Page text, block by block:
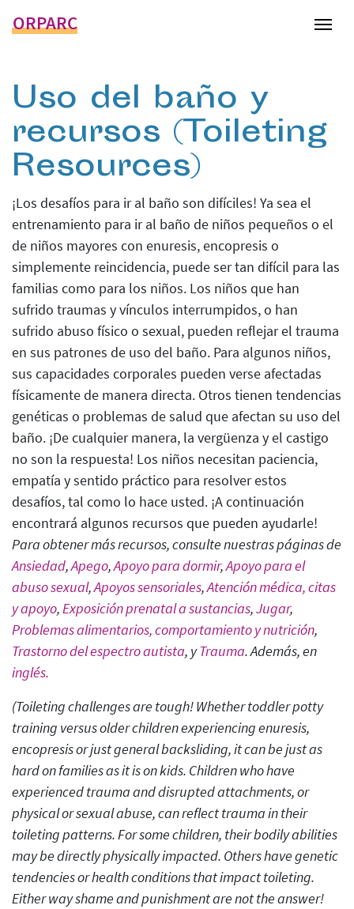
ORPARC
Uso del baño y
recursos (Toileting
Resources)
¡Los desafíos para ir al baño son difíciles! Ya sea el
entrenamiento para ir al baño de niños pequeños o el
de niños mayores con enuresis, encopresis o
simplemente reincidencia, puede ser tan difícil para las
familias como para los niños. Los niños que han
sufrido traumas y vínculos interrumpidos, o han
sufrido abuso físico o sexual, pueden reflejar el trauma
en sus patrones de uso del baño. Para algunos niños,
sus capacidades corporales pueden verse afectadas
físicamente de manera directa. Otros tienen tendencias
genéticas o problemas de salud que afectan su uso del
baño. ¡De cualquier manera, la vergüenza y el castigo
no son la respuesta! Los niños necesitan paciencia,
empatía y sentido práctico para resolver estos
desafíos, tal como lo hace usted. ¡A continuación
encontrará algunos recursos que pueden ayudarle!
Para obtener más recursos, consulte nuestras páginas de
Ansiedad,Apego,Apoyo para dormir,Apoyo para el
abuso sexual,Apoyos sensoriales,Atención médica, citas
y apoyo,Exposición prenatal a sustancias,Jugar,
Problemas alimentarios, comportamiento y nutrición,
Trastorno del espectro autista, yTrauma. Además, en
inglés.
(Toileting challenges are tough! Whether toddler potty
training versus older children experiencing enuresis,
encopresis or just general backsliding, it can be just as
hard on families as it is on kids. Children who have
experienced trauma and disrupted attachments, or
physical or sexual abuse, can reflect trauma in their
toileting patterns. For some children, their bodily abilities
may be directly physically impacted. Others have genetic
tendencies or health conditions that impact toileting.
Either way shame and punishment are not the answer!